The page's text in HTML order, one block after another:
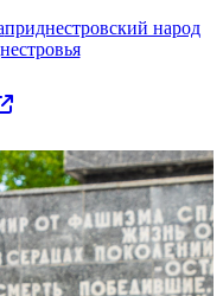
приднестровский народ